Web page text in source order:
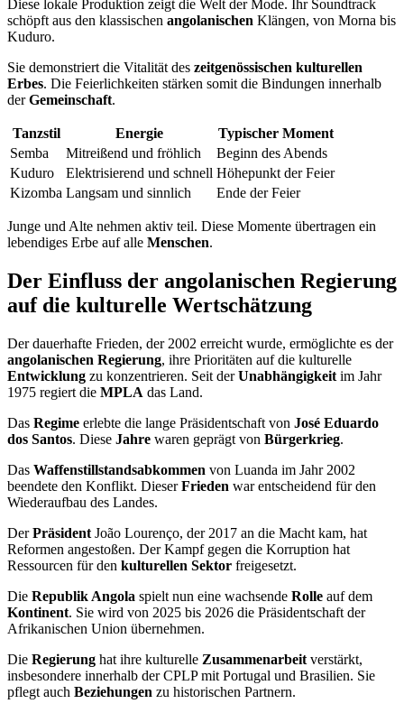
Diese lokale Produktion zeigt die Welt der Mode. Ihr Soundtrack
schöpft aus den klassischen angolanischen Klängen, von Morna bis
Kuduro.
Sie demonstriert die Vitalität des zeitgenössischen kulturellen
Erbes. Die Feierlichkeiten stärken somit die Bindungen innerhalb
derGemeinschaft.
Tanzstil Energie
Typischer Moment
Semba
Mitreißend und fröhlich
Beginn des Abends
Kuduro
Elektrisierend und schnell Höhepunkt der Feier
Kizomba Langsam und sinnlich Ende der Feier
Junge und Alte nehmen aktiv teil. Diese Momente übertragen ein
lebendiges Erbe auf alle Menschen.
Der Einfluss der angolanischen Regierung
auf die kulturelle Wertschätzung
Der dauerhafte Frieden, der 2002 erreicht wurde, ermöglichte es der
angolanischen Regierung, ihre Prioritäten auf die kulturelle
Entwicklung zu konzentrieren. Seit derUnabhängigkeit im Jahr
1975 regiert die MPLA das Land.
Das Regime erlebte die lange Präsidentschaft von José Eduardo
dos Santos. Diese Jahre waren geprägt von Bürgerkrieg.
Das Waffenstillstandsabkommen von Luanda im Jahr 2002
beendete den Konflikt. DieserFrieden war entscheidend für den
Wiederaufbau des Landes.
DerPräsident João Lourenço, der 2017 an die Macht kam, hat
Reformen angestoßen. Der Kampf gegen die Korruption hat
Ressourcen für den kulturellen Sektor freigesetzt.
Die Republik Angola spielt nun eine wachsende Rolle auf dem
Kontinent. Sie wird von 2025 bis 2026 die Präsidentschaft der
Afrikanischen Union übernehmen.
Die Regierung hat ihre kulturelle Zusammenarbeit verstärkt,
insbesondere innerhalb der CPLP mit Portugal und Brasilien. Sie
pflegt auch Beziehungen zu historischen Partnern.